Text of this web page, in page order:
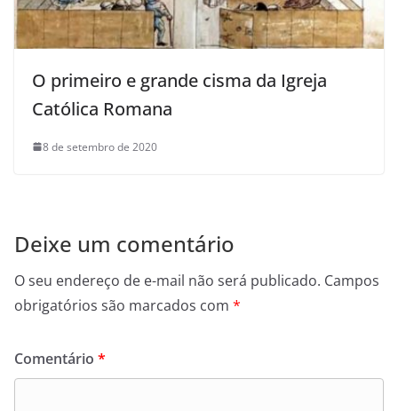
O primeiro e grande cisma da Igreja
Católica Romana
8 de setembro de 2020
Deixe um comentário
O seu endereço de e-mail não será publicado. Campos
obrigatórios são marcados com *
Comentário *